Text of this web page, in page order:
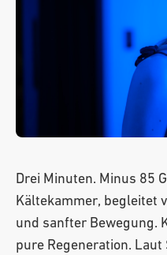
Drei Minuten. Minus 85
Kältekammer, begleitet
und sanfter Bewegung.
pure Regeneration.